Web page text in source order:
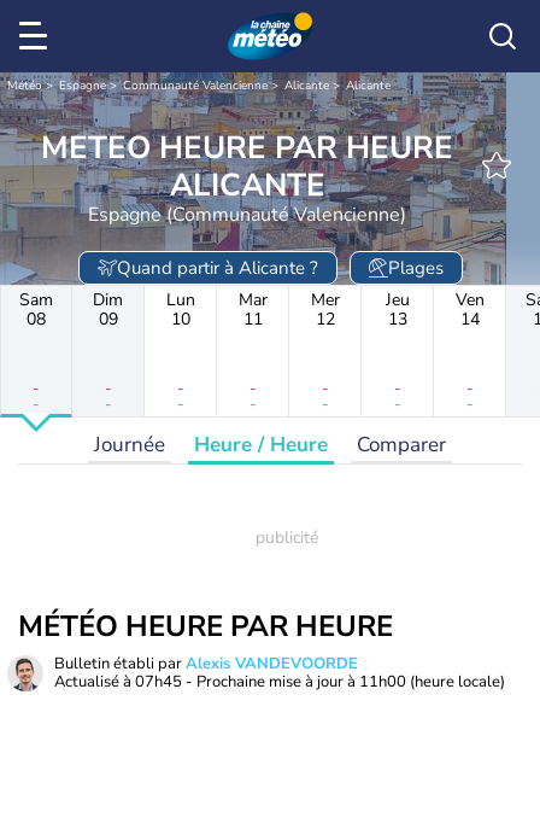
Météo Espagne Communauté Valencienne Alicante Alicante
METEO HEURE PAR HEURE
ALICANTE
Espagne (Communauté Valencienne)
Quand partir à Alicante ? Plages
Sam
08
-
-
Dim
09
-
-
Lun
10
-
-
Mar
11
-
-
Mer
12
-
-
Jeu
13
-
-
Ven
14
-
-
Journée Heure / Heure Comparer
MÉTÉO HEURE PAR HEURE
Bulletin établi parAlexis VANDEVOORDE
Actualisé à 07h45 - Prochaine mise à jour à 11h00 (heure locale)